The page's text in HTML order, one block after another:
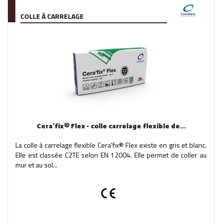
COLLE À CARRELAGE
Cera'fix® Flex - colle carrelage flexible de...
La colle à carrelage flexible Cera'fix® Flex existe en gris et blanc.
Elle est classée C2TE selon EN 12004. Elle permet de coller au
mur et au sol...